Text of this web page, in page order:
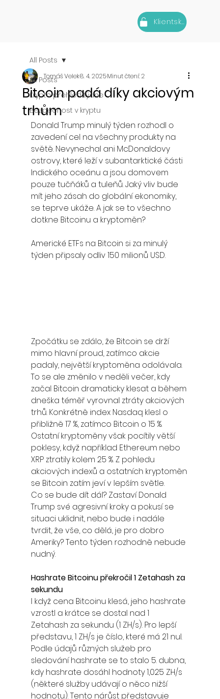
Klientská zóna
All Posts
Krypto přehled týdne
Bezpečnost v kryptu
All Posts
Bitcoin padá díky akciovým
trhům
Tomáš Velek8. 4. 2025Minut čtení: 2
Donald Trump minulý týden rozhodl o
zavedení cel na všechny produkty na
světě. Nevynechal ani McDonaldovy
ostrovy, které leží v subantarktické části
Indického oceánu a jsou domovem
pouze tučňáků a tuleňů. Jaký vliv bude
mít jeho zásah do globální ekonomiky,
se teprve ukáže. A jak se to všechno
dotkne Bitcoinu a kryptoměn?
Americké ETFs na Bitcoin si za minulý
týden připsaly odliv 150 milionů USD.
Zpočátku se zdálo, že Bitcoin se drží
mimo hlavní proud, zatímco akcie
padaly, největší kryptoměna odolávala.
To se ale změnilo v neděli večer, kdy
začal Bitcoin dramaticky klesat a během
dneška téměř vyrovnal ztráty akciových
trhů. Konkrétně index Nasdaq klesl o
přibližně 17 %, zatímco Bitcoin o 15 %.
Ostatní kryptoměny však pocítily větší
poklesy, když například Ethereum nebo
XRP ztratily kolem 25 %. Z pohledu
akciových indexů a ostatních kryptoměn
se Bitcoin zatím jeví v lepším světle.
Co se bude dít dál? Zastaví Donald
Trump své agresivní kroky a pokusí se
situaci uklidnit, nebo bude i nadále
tvrdit, že vše, co dělá, je pro dobro
Ameriky? Tento týden rozhodně nebude
nudný.
Hashrate Bitcoinu překročil 1 Zetahash za
sekundu
I když cena Bitcoinu klesá, jeho hashrate
vzrostl a krátce se dostal nad 1
Zetahash za sekundu (1 ZH/s). Pro lepší
představu, 1 ZH/s je číslo, které má 21 nul.
Podle údajů různých služeb pro
sledování hashrate se to stalo 5. dubna,
kdy hashrate dosáhl hodnoty 1,025 ZH/s
(některé služby udávají o něco nižší
hodnotu). Tento nárůst představuje